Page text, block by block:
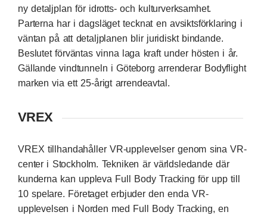
ny detaljplan för idrotts- och kulturverksamhet.
Parterna har i dagsläget tecknat en avsiktsförklaring i
väntan på att detaljplanen blir juridiskt bindande.
Beslutet förväntas vinna laga kraft under hösten i år.
Gällande vindtunneln i Göteborg arrenderar Bodyflight
marken via ett 25-årigt arrendeavtal.
VREX
VREX tillhandahåller VR-upplevelser genom sina VR-
center i Stockholm. Tekniken är världsledande där
kunderna kan uppleva Full Body Tracking för upp till
10 spelare. Företaget erbjuder den enda VR-
upplevelsen i Norden med Full Body Tracking, en